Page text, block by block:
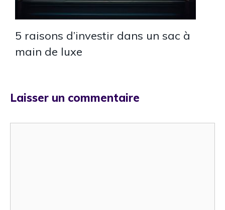
5 raisons d’investir dans un sac à
main de luxe
Laisser un commentaire